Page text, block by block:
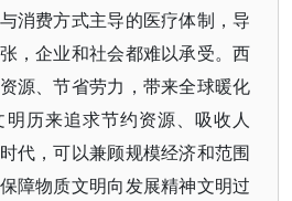
消费方式主导的医疗体制，导
，企业和社会都难以承受。西
源、节省劳力，带来全球暖化
历来追求节约资源、吸收人
代，可以兼顾规模经济和范围
障物质文明向发展精神文明过